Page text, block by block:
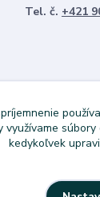
Tel. č. +421
využívame
kedykoľvek